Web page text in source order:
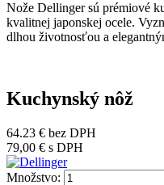
Nože Dellinger sú prémiové
kvalitnej japonskej ocele.
dlhou životnosťou a
Kuchynský nôž
64.23 € bez DPH
79,00 € s DPH
Množstvo: